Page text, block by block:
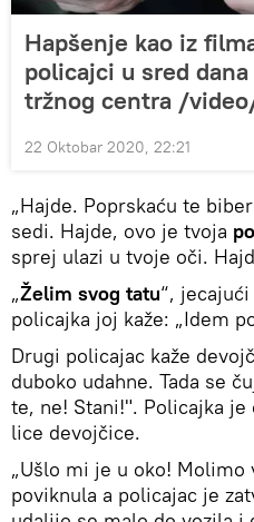
Hapšenje kao iz
policajci u sred
tržnog centra /
22 Oktobar 2020, 22:21
„Hajde. Poprskaću te
sedi. Hajde, ovo je tvoja
sprej ulazi u tvoje oči.
„Želim svog tatu“,
policajka joj kaže: „Idem
Drugi policajac kaže
duboko udahne. Tada se
te, ne! Stani!". Policajka
lice devojčice.
„Ušlo mi je u oko! Molimo
poviknula a policajac je